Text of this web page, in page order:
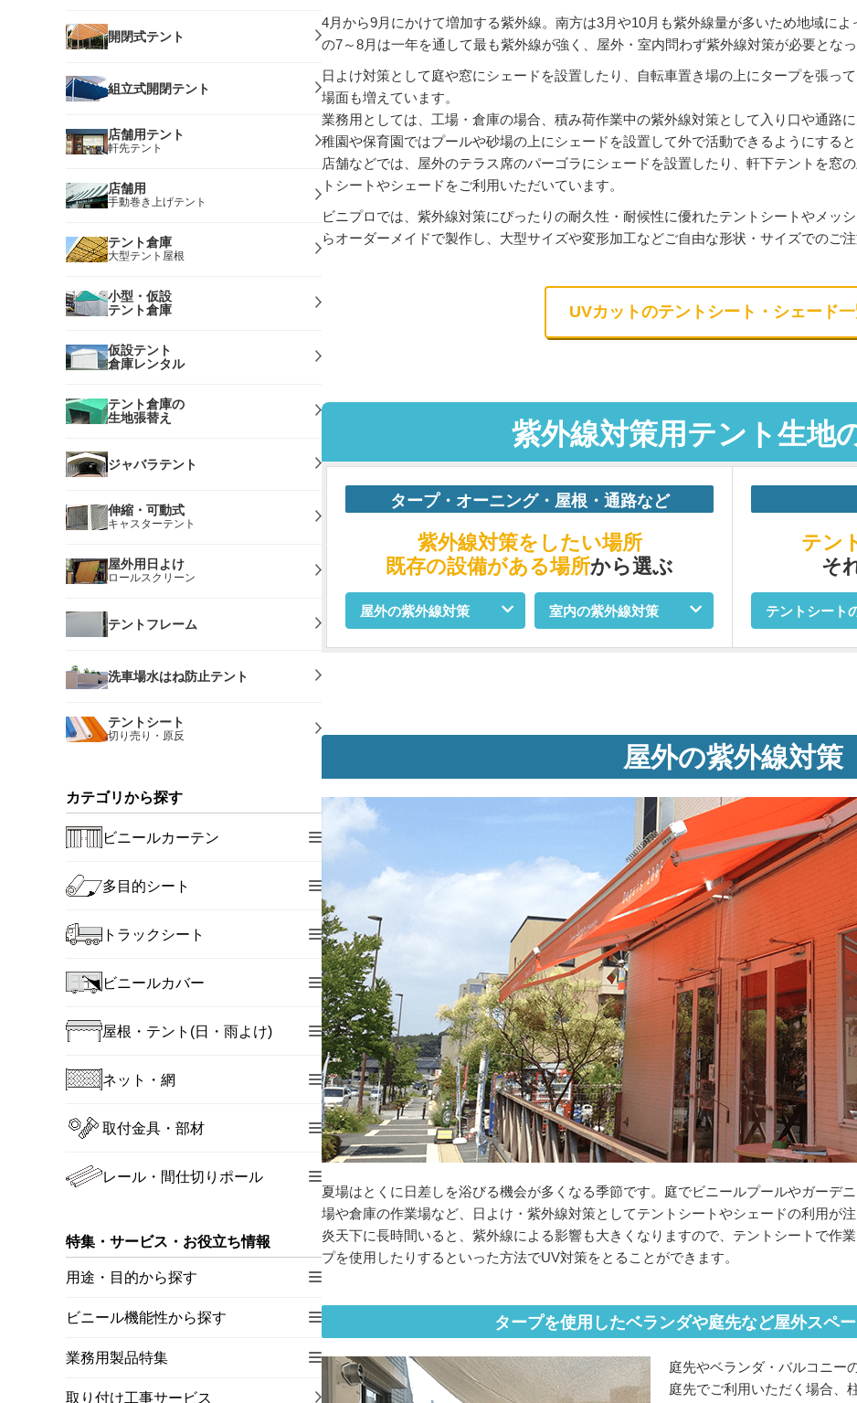
4月から9月にかけて増加する紫外線。南方は3月や10月も紫外線量が多いため地域に
の7～8月は一年を通して最も紫外線が強く、屋外・室内問わず紫外線対策が必要となっ
日よけ対策として庭や窓にシェードを設置したり、自転車置き場の上にタープを張っ
場面も増えています。
業務用としては、工場・倉庫の場合、積み荷作業中の紫外線対策として入り口や通路
稚園や保育園ではプールや砂場の上にシェードを設置して外で活動できるようにすると
店舗などでは、屋外のテラス席のパーゴラにシェードを設置したり、軒下テントを窓
トシートやシェードをご利用いただいています。
ビニプロでは、紫外線対策にぴったりの耐久性・耐候性に優れたテントシートやメッ
らオーダーメイドで製作し、大型サイズや変形加工などご自由な形状・サイズでのご注
UVカットのテントシート・シェード
紫外線対策用テント生地
タープ・オーニング・屋根・通路など
紫外線対策をしたい場所
既存の設備がある場所から選ぶ
屋外の紫外線対策 室内の紫外線対策
テン
そ
テントシート
屋外の紫外線対策
夏場はとくに日差しを浴びる機会が多くなる季節です。庭でビニールプールやガーデ
場や倉庫の作業場など、日よけ・紫外線対策としてテントシートやシェードの利用が注
炎天下に長時間いると、紫外線による影響も大きくなりますので、テントシートで作
プを使用したりするといった方法でUV対策をとることができます。
タープを使用したベランダや庭先など屋外スペ
庭先やベランダ・バルコニー
庭先でご利用いただく場合、
開閉式テント
組立式開閉テント
店舗用テント
軒先テント
店舗用
手動巻き上げテント
テント倉庫
大型テント屋根
小型・仮設
テント倉庫
仮設テント
倉庫レンタル
テント倉庫の
生地張替え
ジャバラテント
伸縮・可動式
キャスターテント
屋外用日よけ
ロールスクリーン
テントフレーム
洗車場水はね防止テント
テントシート
切り売り・原反
カテゴリから探す
ビニールカーテン
多目的シート
トラックシート
ビニールカバー
屋根・テント(日・雨よけ)
ネット・網
取付金具・部材
レール・間仕切りポール
特集・サービス・お役立ち情報
用途・目的から探す
ビニール機能性から探す
業務用製品特集
取り付け工事サービス